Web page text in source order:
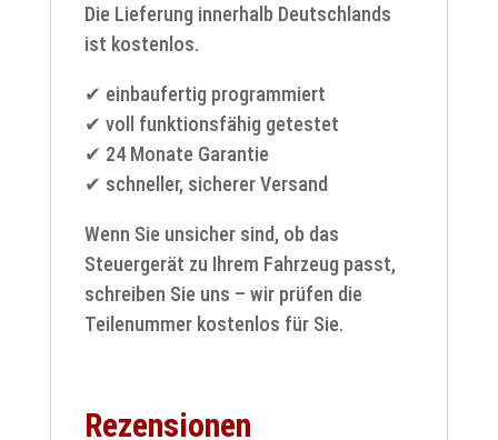
Die Lieferung innerhalb Deutschlands
ist kostenlos.
✔ einbaufertig programmiert
✔ voll funktionsfähig getestet
✔ 24 Monate Garantie
✔ schneller, sicherer Versand
Wenn Sie unsicher sind, ob das
Steuergerät zu Ihrem Fahrzeug passt,
schreiben Sie uns – wir prüfen die
Teilenummer kostenlos für Sie.
Rezensionen